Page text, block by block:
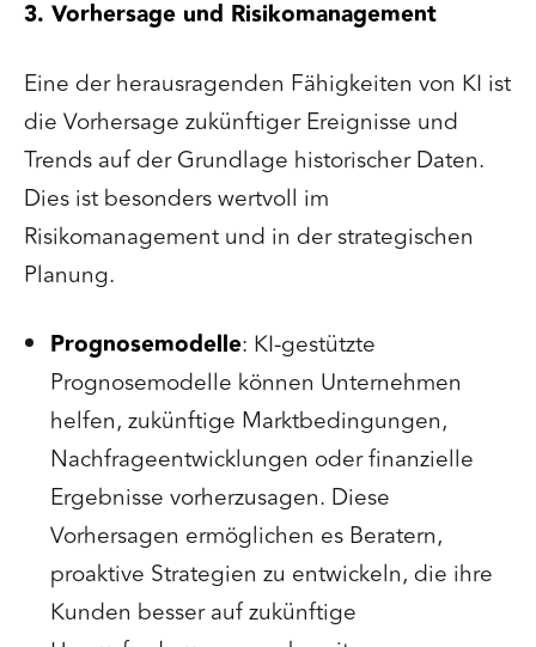
3. Vorhersage und Risikomanagement
Eine der herausragenden Fähigkeiten von KI ist
die Vorhersage zukünftiger Ereignisse und
Trends auf der Grundlage historischer Daten.
Dies ist besonders wertvoll im
Risikomanagement und in der strategischen
Planung.
Prognosemodelle: KI-gestützte
Prognosemodelle können Unternehmen
helfen, zukünftige Marktbedingungen,
Nachfrageentwicklungen oder finanzielle
Ergebnisse vorherzusagen. Diese
Vorhersagen ermöglichen es Beratern,
proaktive Strategien zu entwickeln, die ihre
Kunden besser auf zukünftige